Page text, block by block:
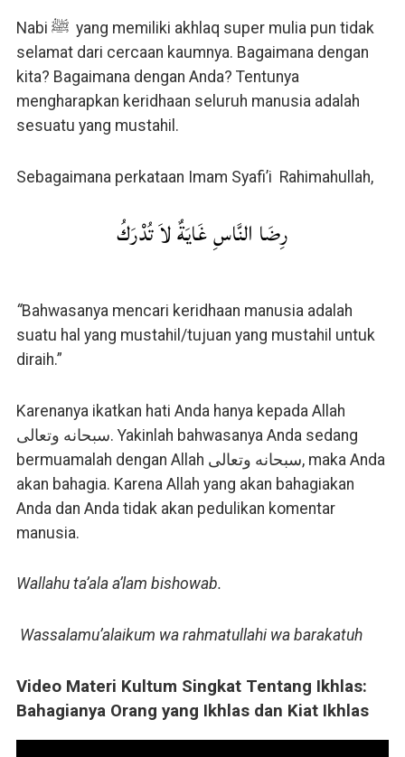
Nabi ﷺ yang memiliki akhlaq super mulia pun tidak
selamat dari cercaan kaumnya. Bagaimana dengan
kita? Bagaimana dengan Anda? Tentunya
mengharapkan keridhaan seluruh manusia adalah
sesuatu yang mustahil.
Sebagaimana perkataan Imam Syafi’i Rahimahullah,
رِضَا النَّاسِ غَايَةٌ لاَ تُدْرَكُ
“Bahwasanya mencari keridhaan manusia adalah
suatu hal yang mustahil/tujuan yang mustahil untuk
diraih.”
Karenanya ikatkan hati Anda hanya kepada Allah
سبحانه وتعالى. Yakinlah bahwasanya Anda sedang
bermuamalah dengan Allah سبحانه وتعالى, maka Anda
akan bahagia. Karena Allah yang akan bahagiakan
Anda dan Anda tidak akan pedulikan komentar
manusia.
Wallahu ta’ala a’lam bishowab.
Wassalamu’alaikum wa rahmatullahi wa barakatuh
Video Materi Kultum Singkat Tentang Ikhlas:
Bahagianya Orang yang Ikhlas dan Kiat Ikhlas